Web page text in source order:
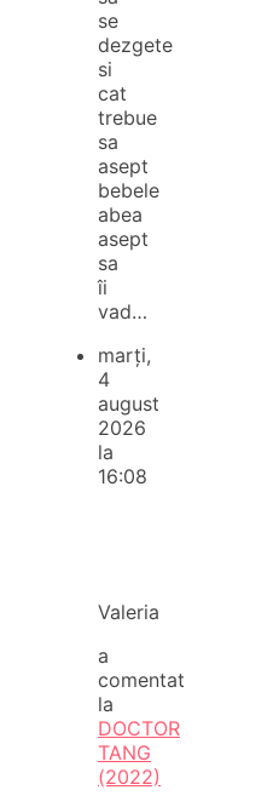
se
dezgete
si
cat
trebue
sa
asept
bebele
abea
asept
sa
îi
vad…
marți,
4
august
2026
la
16:08
Valeria
a
comentat
la
DOCTOR
TANG
(2022)